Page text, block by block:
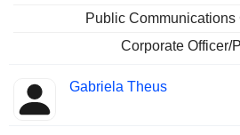
Public Communications
Corporate Officer/
Gabriela Theus